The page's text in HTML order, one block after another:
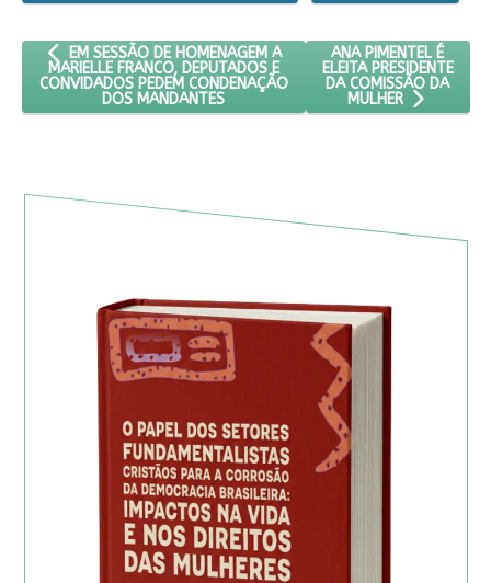
ARTIGO ANTERIOR: EM SESSÃO DE HOMENAGEM A MARIELLE
EM SESSÃO DE HOMENAGEM A
MARIELLE FRANCO, DEPUTADOS E
CONVIDADOS PEDEM CONDENAÇÃO
DOS MANDANTES
PRÓXIMO ARTIGO:
ANA PIMENTEL É
ELEITA PRESIDENTE
DA COMISSÃO DA
MULHER